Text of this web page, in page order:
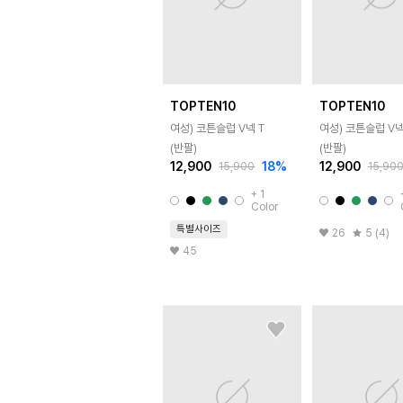
TOPTEN10
여성) 코튼슬럽 V넥 T
(반팔)
12,900 15,900 18%
+ 1
Color
특별사이즈
45
TOPTEN10
여성) 코튼슬럽 V
(반팔)
12,900 15,900
26 5 (4)